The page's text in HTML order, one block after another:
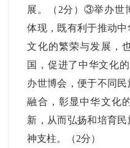
展。（2分）③举办世
体现，既有利于推动
文化的繁荣与发展，
国，促进了中华文化
办世博会，便于不同
融合，彰显中华文化
新，从而弘扬和培育
神支柱。（2分）